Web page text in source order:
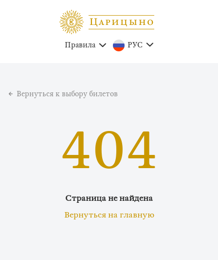
Правила РУС
Вернуться к выбору билетов
404
Страница не найдена
Вернуться на главную